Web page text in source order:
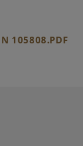
105808.PDF